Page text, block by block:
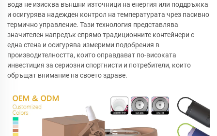
вода не изисква външни източници на енергия или поддръжка
и осигурява надежден контрол на температурата чрез пасивно
термично управление. Тази технология представлява
значителен напредък спрямо традиционните контейнери с
една стена и осигурява измерими подобрения в
производителността, които оправдават по-високата
инвестиция за сериозни спортнисти и потребители, които
обръщат внимание на своето здраве.